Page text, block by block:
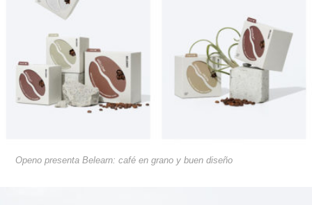
Openo presenta Belearn: café en grano y buen diseño